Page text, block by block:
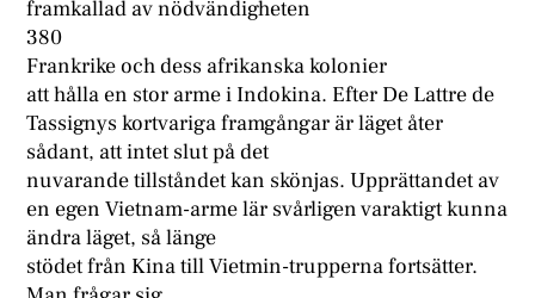
framkallad av nödvändigheten
380
Frankrike och dess afrikanska kolonier
att hålla en stor arme i Indokina. Efter De Lattre de
Tassignys kortvariga framgångar är läget åter
sådant, att intet slut på det
nuvarande tillståndet kan skönjas. Upprättandet av
en egen Vietnam-arme lär svårligen varaktigt kunna
ändra läget, så länge
stödet från Kina till Vietmin-trupperna fortsätter.